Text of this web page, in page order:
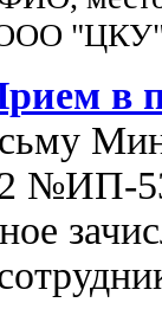
ООО
в
№ИП-